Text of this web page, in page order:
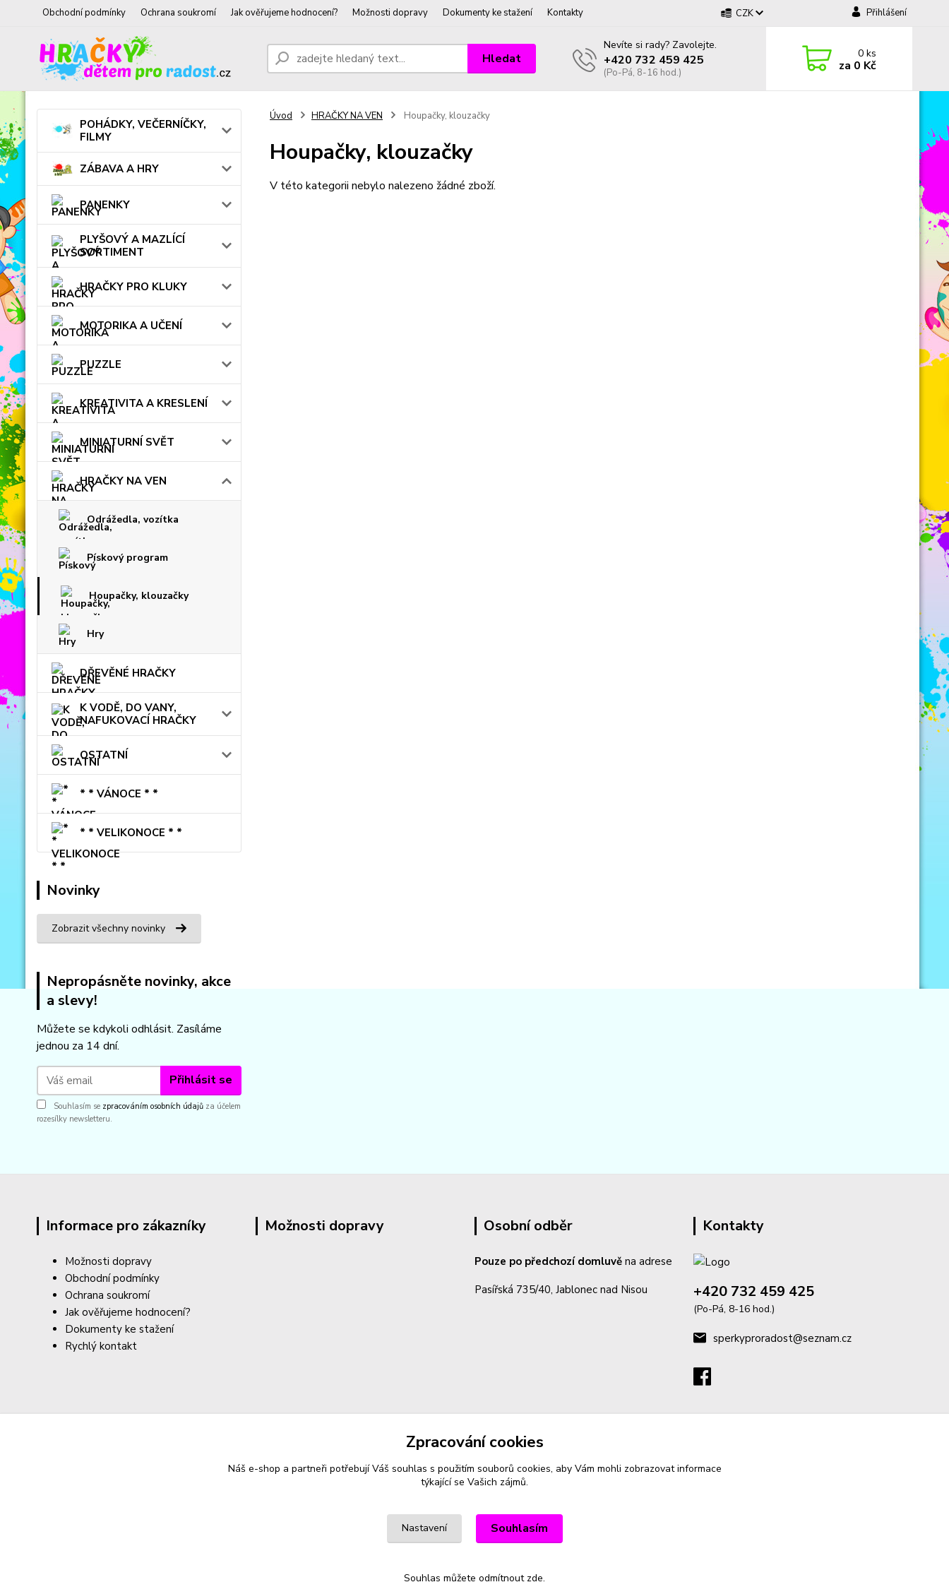
Obchodní podmínky Ochrana soukromí Jak ověřujeme hodnocení? Možnosti dopravy Dokumenty ke stažení Kontakty CZK Přihlášení
Hledat
Nevíte si rady? Zavolejte.
+420 732 459 425
(Po-Pá, 8-16 hod.)
0ks
za 0 Kč
POHÁDKY, VEČERNÍČKY,
FILMY
ZÁBAVA A HRY
PANENKY
PLYŠOVÝ A MAZLÍCÍ
SORTIMENT
HRAČKY PRO KLUKY
MOTORIKA A UČENÍ
PUZZLE
KREATIVITA A KRESLENÍ
MINIATURNÍ SVĚT
HRAČKY NA VEN
Odrážedla, vozítka
Pískový program
Houpačky, klouzačky
Hry
DŘEVĚNÉ HRAČKY
K VODĚ, DO VANY,
NAFUKOVACÍ HRAČKY
OSTATNÍ
* * VÁNOCE * *
* * VELIKONOCE * *
Novinky
Zobrazit všechny novinky
Nepropásněte novinky, akce
a slevy!
Můžete se kdykoli odhlásit. Zasíláme
jednou za 14 dní.
Přihlásit se
Souhlasím se zpracováním osobních údajů za účelem
rozesílky newsletteru.
Úvod HRAČKY NA VEN Houpačky, klouzačky
Houpačky, klouzačky
V této kategorii nebylo nalezeno žádné zboží.
Informace pro zákazníky
Možnosti dopravy
Obchodní podmínky
Ochrana soukromí
Jak ověřujeme hodnocení?
Dokumenty ke stažení
Rychlý kontakt
Možnosti dopravy Osobní odběr
Pouze po předchozí domluvě na adrese
Pasířská 735/40, Jablonec nad Nisou
Kontakty
+420 732 459 425
(Po-Pá, 8-16 hod.)
sperkyproradost@seznam.cz
Zpracování cookies
Náš e-shop a partneři potřebují Váš souhlas s použitím souborů cookies, aby Vám mohli zobrazovat informace
týkající se Vašich zájmů.
Nastavení Souhlasím
Souhlas můžete odmítnout zde.